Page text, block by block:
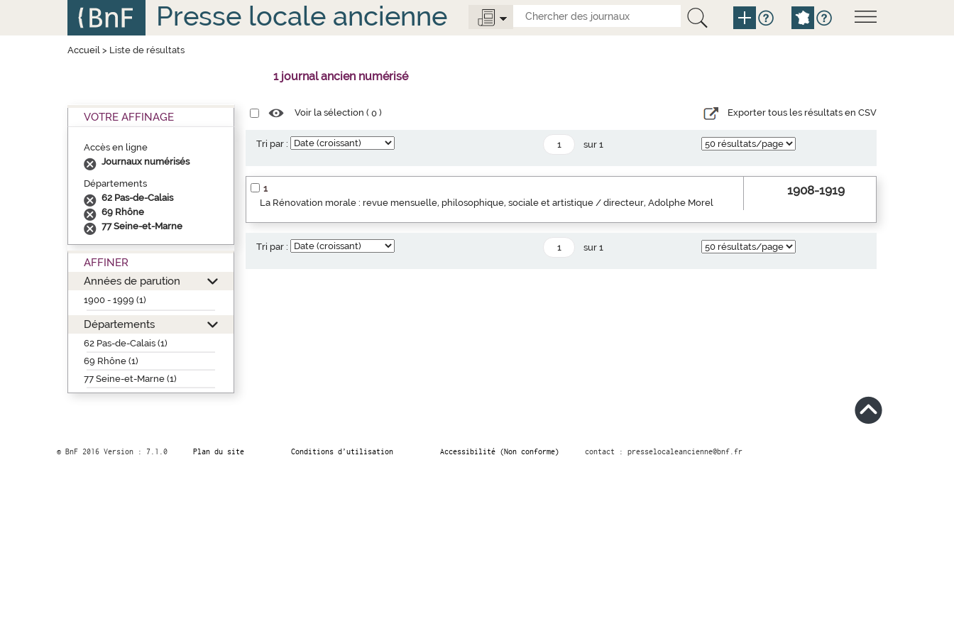
Presse locale ancienne
Accueil> Liste de résultats
1 journal ancien numérisé
VOTRE AFFINAGE
Accès en ligne
Journaux numérisés
Départements
62 Pas-de-Calais
69 Rhône
77 Seine-et-Marne
AFFINER
Années de parution
1900 - 1999 (1)
Départements
62 Pas-de-Calais (1)
69 Rhône (1)
77 Seine-et-Marne (1)
Voir la sélection (0 ) Exporter tous les résultats en CSV
Tri par : sur 1
1
La Rénovation morale : revue mensuelle, philosophique, sociale et artistique / directeur, Adolphe Morel
1908-1919
Tri par : sur 1
© BnF 2016 Version : 7.1.0 Plan du site Conditions d’utilisation Accessibilité (Non conforme) contact : presselocaleancienne@bnf.fr
Panneau de gestion des cookies